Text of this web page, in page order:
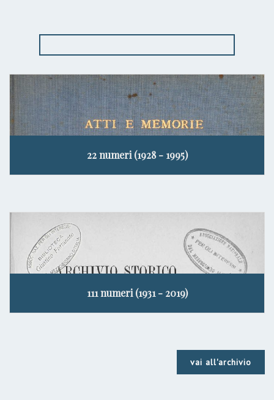
22 numeri (1928 - 1995)
111 numeri (1931 - 2019)
vai all'archivio